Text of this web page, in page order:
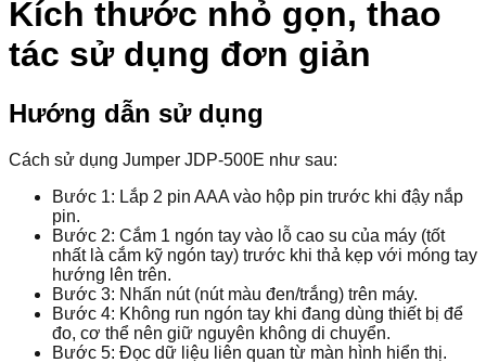
Kích thước nhỏ gọn, thao
tác sử dụng đơn giản
Hướng dẫn sử dụng
Cách sử dụng Jumper JDP-500E như sau:
Bước 1: Lắp 2 pin AAA vào hộp pin trước khi đậy nắp
pin.
Bước 2: Cắm 1 ngón tay vào lỗ cao su của máy (tốt
nhất là cắm kỹ ngón tay) trước khi thả kẹp với móng tay
hướng lên trên.
Bước 3: Nhấn nút (nút màu đen/trắng) trên máy.
Bước 4: Không run ngón tay khi đang dùng thiết bị để
đo, cơ thể nên giữ nguyên không di chuyển.
Bước 5: Đọc dữ liệu liên quan từ màn hình hiển thị.